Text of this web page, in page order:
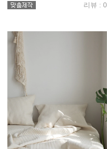
리뷰 : 0